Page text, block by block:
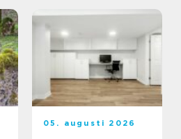
05. augusti 2026